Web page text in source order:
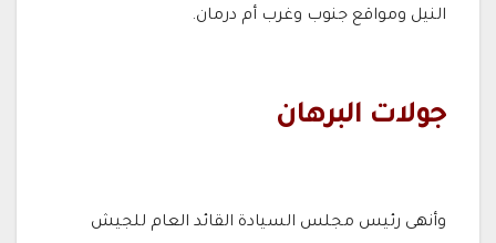
النيل ومواقع جنوب وغرب أم درمان.
جولات البرهان
وأنهى رئيس مجلس السيادة القائد العام للجيش